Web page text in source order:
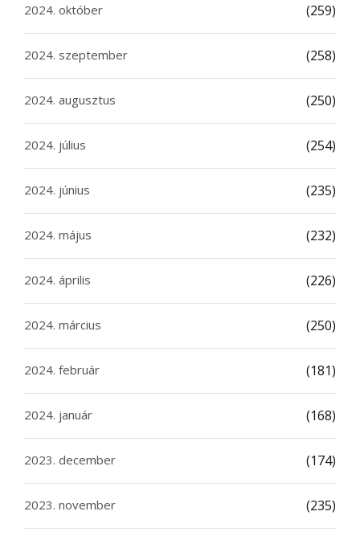
2024. október (259)
2024. szeptember (258)
2024. augusztus (250)
2024. július (254)
2024. június (235)
2024. május (232)
2024. április (226)
2024. március (250)
2024. február (181)
2024. január (168)
2023. december (174)
2023. november (235)